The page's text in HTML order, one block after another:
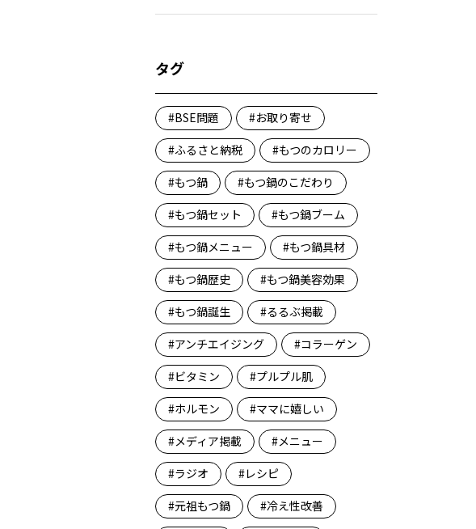
タグ
BSE問題
お取り寄せ
ふるさと納税
もつのカロリー
もつ鍋
もつ鍋のこだわり
もつ鍋セット
もつ鍋ブーム
もつ鍋メニュー
もつ鍋具材
もつ鍋歴史
もつ鍋美容効果
もつ鍋誕生
るるぶ掲載
アンチエイジング
コラーゲン
ビタミン
プルプル肌
ホルモン
ママに嬉しい
メディア掲載
メニュー
ラジオ
レシピ
元祖もつ鍋
冷え性改善